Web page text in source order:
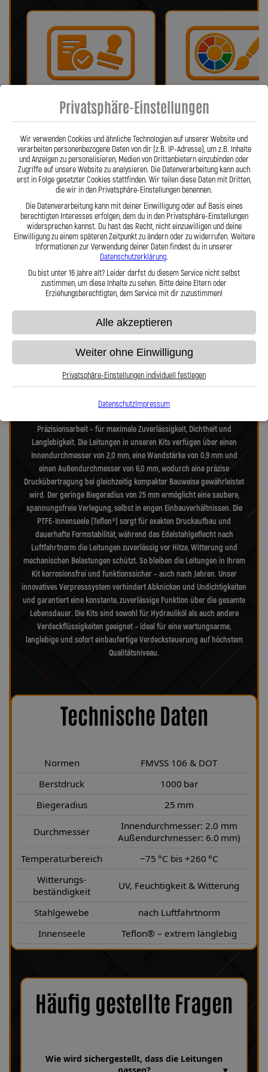
Bei uns erhalten Sie eine ABE oder
ein Teilegutachten (falls
Wir bieten eine Auswahl
verschiedenen Farben!
Fragen? Unser Team ist täglich per
Telefon oder Mail für Sie da.
und 360° verdrehbarer
Präzision in Zahlen: Unsere technischen
Highlights
Unsere Stahlflex-Verdeckleitungs-Kits für VW Golf 1K Golf Cabriolet 1.6
TDI BMT wurden speziell für die hohen Anforderungen moderner- und
alter-Verdecksysteme entwickelt. Jedes Kit vereint Technik nach
Präzisionsarbeit – für maximale Zuverlässigkeit, Dichtheit und
Langlebigkeit. Die Leitungen in unseren Kits verfügen über einen
Innendurchmesser von 2,0 mm, eine Wandstärke von 0,9 mm und
einen Außendurchmesser von 6,0 mm, wodurch eine präzise
Druckübertragung bei gleichzeitig kompakter Bauweise gewährleistet
wird. Der geringe Biegeradius von 25 mm ermöglicht eine saubere,
spannungsfreie Verlegung, selbst in engen Einbauverhältnissen. Die
PTFE-Innenseele (Teflon®) sorgt für exakten Druckaufbau und
dauerhafte Formstabilität, während das Edelstahlgeflecht nach
Luftfahrtnorm die Leitungen zuverlässig vor Hitze, Witterung und
mechanischen Belastungen schützt. So bleiben die Leitungen in Ihrem
Kit korrosionsfrei und funktionssicher – auch nach Jahren. Unser
innovatives Verpresssystem verhindert Abknicken und Undichtigkeiten
und garantiert eine konstante, zuverlässige Funktion über die gesamte
Lebensdauer. Die Kits sind sowohl für Hydrauliköl als auch andere
Verdeckflüssigkeiten geeignet – ideal für eine wartungsarme,
langlebige und sofort einbaufertige Verdecksteuerung auf höchstem
Qualitätsniveau.
Technische Daten
Normen
FMVSS 106 & DOT
Berstdruck
1000 bar
Biegeradius
25 mm
Durchmesser
Innendurchmesser: 2.0 mm
Außendurchmesser: 6.0 mm)
Temperaturbereich
−75 °C bis +260 °C
Witterungs-
beständigkeit
UV, Feuchtigkeit & Witterung
Stahlgewebe
nach Luftfahrtnorm
Innenseele
Teflon® – extrem langlebig
Häufig gestellte Fragen
Wie wird sichergestellt, dass die Leitungen
Privatsphäre-Einstellungen
Wir verwenden Cookies und ähnliche Technologien auf unserer Website und
verarbeiten personenbezogene Daten von dir (z.B. IP-Adresse), um z.B. Inhalte
und Anzeigen zu personalisieren, Medien von Drittanbietern einzubinden oder
Zugriffe auf unsere Website zu analysieren. Die Datenverarbeitung kann auch
erst in Folge gesetzter Cookies stattfinden. Wir teilen diese Daten mit Dritten,
die wir in den Privatsphäre-Einstellungen benennen.
Die Datenverarbeitung kann mit deiner Einwilligung oder auf Basis eines
berechtigten Interesses erfolgen, dem du in den Privatsphäre-Einstellungen
widersprechen kannst. Du hast das Recht, nicht einzuwilligen und deine
Einwilligung zu einem späteren Zeitpunkt zu ändern oder zu widerrufen. Weitere
Informationen zur Verwendung deiner Daten findest du in unserer
Datenschutzerklärung.
Du bist unter 16 Jahre alt? Leider darfst du diesem Service nicht selbst
zustimmen, um diese Inhalte zu sehen. Bitte deine Eltern oder
Erziehungsberechtigten, dem Service mit dir zuzustimmen!
Alle akzeptieren
Weiter ohne Einwilligung
Privatsphäre-Einstellungen individuell festlegen
DatenschutzImpressum